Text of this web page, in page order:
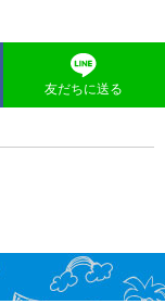
友だちに送る